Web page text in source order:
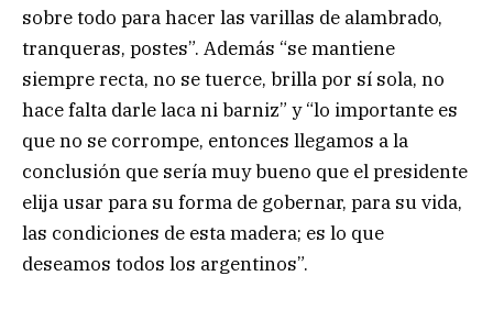
sobre todo para hacer las varillas de alambrado,
tranqueras, postes”. Además “se mantiene
siempre recta, no se tuerce, brilla por sí sola, no
hace falta darle laca ni barniz” y “lo importante es
que no se corrompe, entonces llegamos a la
conclusión que sería muy bueno que el presidente
elija usar para su forma de gobernar, para su vida,
las condiciones de esta madera; es lo que
deseamos todos los argentinos”.